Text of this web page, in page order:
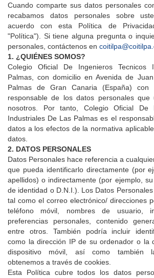
Cuando comparte sus datos personales
recabamos datos personales sobre
acuerdo con esta Política de
"Política"). Si tiene alguna pregunta o
personales, contáctenos en
1. ¿QUIÉNES SOMOS?
Colegio Oficial De Ingenieros Tecnicos
Palmas , con domicilio enAvenida de
Palmas de Gran Canaria (España) con
responsable de los datos personales que
nosotros. Por tanto, Colegio Oficial De
Industriales De Las Palmas es el
datos a los efectos de la normativa
datos.
2. DATOS PERSONALES
Datos Personales hace referencia a
que pueda identificarlo directamente (por
apellidos) o indirectamente (por ejemplo,
de identidad o D.N.I.). Los Datos
tal como el correo electrónico/ direcciones
teléfono móvil, nombres de usuario,
preferencias personales, contenido
entre otros. También podría incluir
como la dirección IP de su ordenador o la
dispositivo móvil, así como también
obtenemos a través de cookies.
Esta Política cubre todos los datos